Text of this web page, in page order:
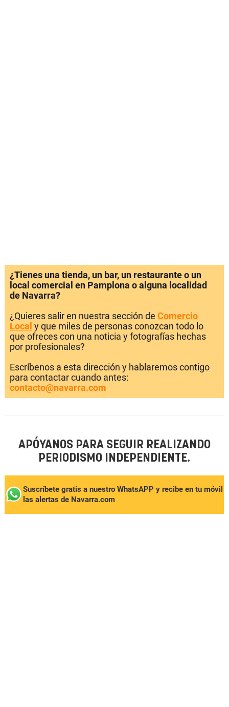
¿Tienes una tienda, un bar, un restaurante o un
local comercial en Pamplona o alguna localidad
de Navarra?
¿Quieres salir en nuestra sección de Comercio
Local y que miles de personas conozcan todo lo
que ofreces con una noticia y fotografías hechas
por profesionales?
Escríbenos a esta dirección y hablaremos contigo
para contactar cuando antes:
contacto@navarra.com
APÓYANOS PARA SEGUIR REALIZANDO
PERIODISMO INDEPENDIENTE.
Suscríbete gratis a nuestro WhatsAPP y recibe en tu móvil
las alertas de Navarra.com